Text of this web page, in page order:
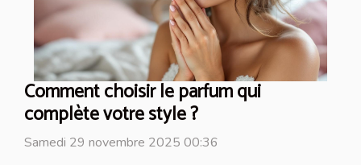
Comment choisir le parfum qui
complète votre style ?
Samedi 29 novembre 2025 00:36